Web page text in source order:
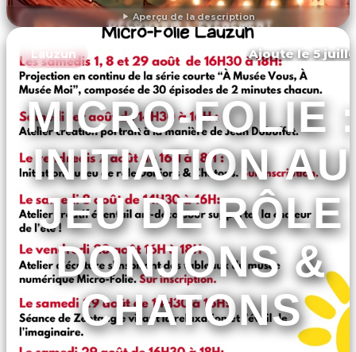
Aperçu de la description
DÉCOUVRIR L'ÉVÉNEMENT
Lauzun Ajouté le 5
MICRO-FOLIE :
INITIATION AU
JEU DE RÔLE
DONJONS &
CHATONS